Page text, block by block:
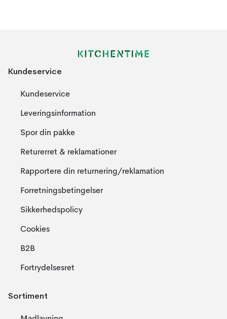
Kundeservice
Kundeservice
Leveringsinformation
Spor din pakke
Returerret & reklamationer
Rapportere din returnering/reklamation
Forretningsbetingelser
Sikkerhedspolicy
Cookies
B2B
Fortrydelsesret
Sortiment